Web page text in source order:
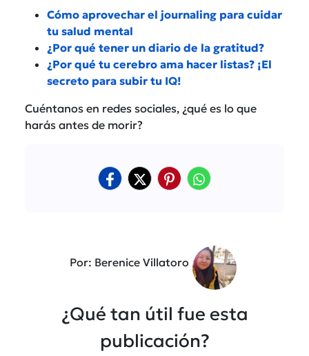
Cómo aprovechar el journaling para cuidar
tu salud mental
¿Por qué tener un diario de la gratitud?
¿Por qué tu cerebro ama hacer listas? ¡El
secreto para subir tu IQ!
Cuéntanos en redes sociales, ¿qué es lo que
harás antes de morir?
Por: Berenice Villatoro
¿Qué tan útil fue esta
publicación?